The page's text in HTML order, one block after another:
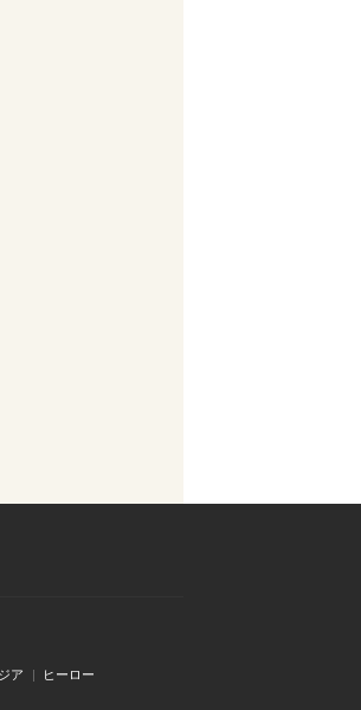
ア ヒーロー